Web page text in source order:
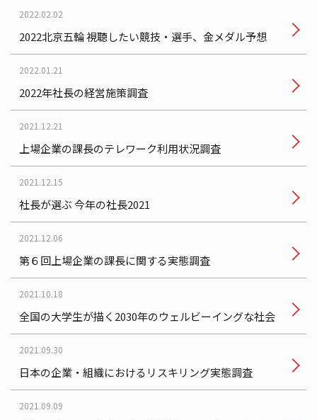
2022.02.02
2022北京五輪 視聴したい競技・選手、金メダル予想
2022.01.21
2022年社長の経営施策調査
2021.12.21
上場企業の課長のテレワーク利用状況調査
2021.12.15
社長が選ぶ 今年の社長2021
2021.12.06
第６回上場企業の課長に関する実態調査
2021.10.18
全国の大学生が描く2030年のウェルビーイングな社会
2021.09.30
日本の企業・組織におけるリスキリング実態調査
2021.09.09